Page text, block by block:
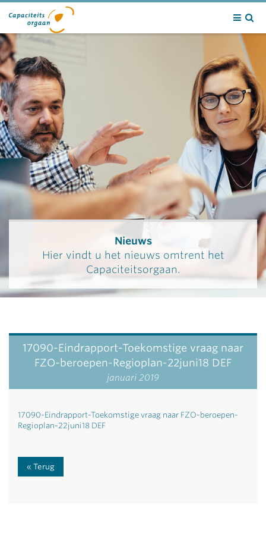
Nieuws
Hier vindt u het nieuws omtrent het
Capaciteitsorgaan.
17090-Eindrapport-Toekomstige vraag naar
FZO-beroepen-Regioplan-22juni18 DEF
januari 2019
17090-Eindrapport-Toekomstige vraag naar FZO-beroepen-
Regioplan-22juni18 DEF
Terug